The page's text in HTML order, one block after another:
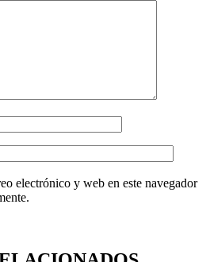
electrónico y web en este navegador